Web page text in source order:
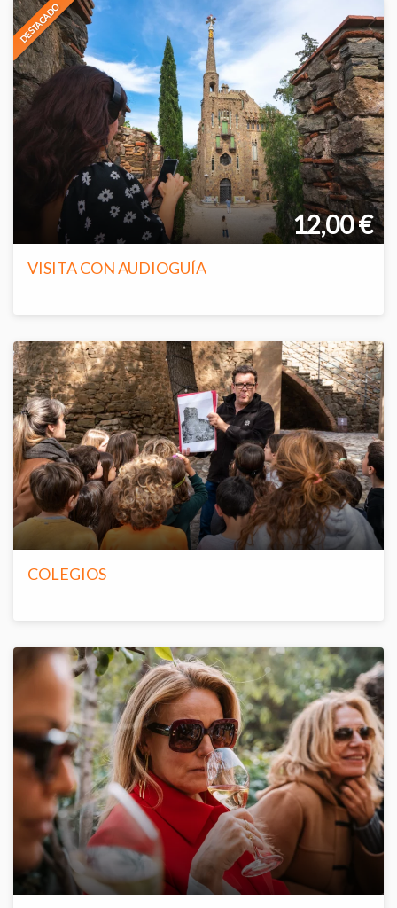
DESTACADO
12,00 €
VISITA CON AUDIOGUÍA
COLEGIOS